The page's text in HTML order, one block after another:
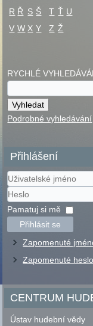
R Ř S Š T Ť U
V W X Y Z Ž
RYCHLÉ
Podrobné vyhledávání
Přihlášení
Uživatelské
jméno
Heslo
Pamatuj si mě
Přihlásit se
Zapomenuté
Zapomenuté
CENTRUM
Ústav hudební vědy